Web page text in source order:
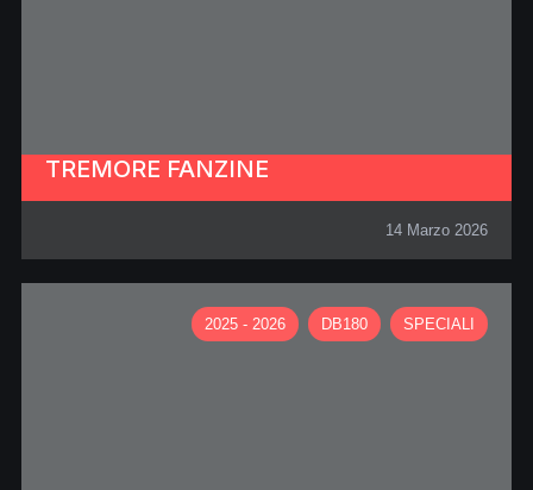
TREMORE FANZINE
14 Marzo 2026
2025 - 2026 DB180 SPECIALI